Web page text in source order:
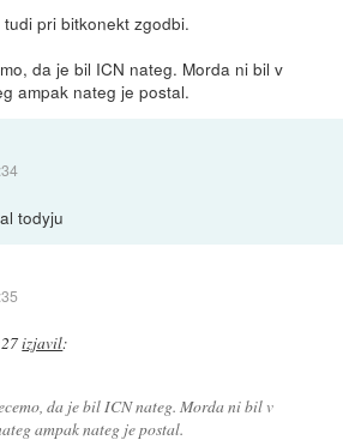
pri bitkonekt zgodbi.
da je bil ICN nateg. Morda ni bil v
ampak nateg je postal.
todyju
izjavil:
da je bil ICN nateg. Morda ni bil v
ampak nateg je postal.